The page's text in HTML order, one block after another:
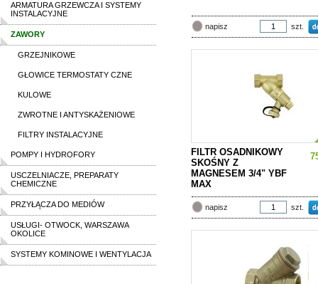
ARMATURA GRZEWCZA I SYSTEMY
INSTALACYJNE
ZAWORY
GRZEJNIKOWE
GŁOWICE TERMOSTATY CZNE
KULOWE
ZWROTNE I ANTYSKAŻENIOWE
FILTRY INSTALACYJNE
POMPY I HYDROFORY
USCZELNIACZE, PREPARATY
CHEMICZNE
PRZYŁĄCZA DO MEDIÓW
USŁUGI- OTWOCK, WARSZAWA
OKOLICE
SYSTEMY KOMINOWE I WENTYLACJA
napisz szt.
FILTR OSADNIKOWY
SKOŚNY Z
MAGNESEM 3/4" YBF
MAX
napisz szt.